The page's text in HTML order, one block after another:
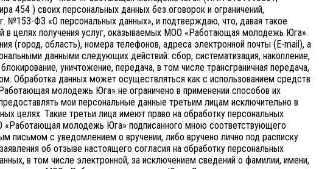
454 ) своих персональных данных без оговорок и ограничений,
№153-ФЗ «О персональных данных», и подтверждаю, что, давая такое
в целях получения услуг, оказываемых МОО «Работающая молодежь Юга».
(город, область), номера телефонов, адреса электронной почты (E-mail), а
данными следующих действий: сбор, систематизация, накопление,
уничтожение, передача, в том числе трансграничная передача,
Обработка данных может осуществляться как с использованием средств
молодежь Юга» не ограничено в применении способов их
мои персональные данные третьим лицам исключительно в
целях. Такие третьи лица имеют право на обработку персональных
молодежь Юга» подписанного мною соответствующего
с уведомлением о вручении, либо вручено лично под расписку
об отзыве настоящего согласия на обработку персональных
в том числе электронной, за исключением сведений о фамилии, имени,